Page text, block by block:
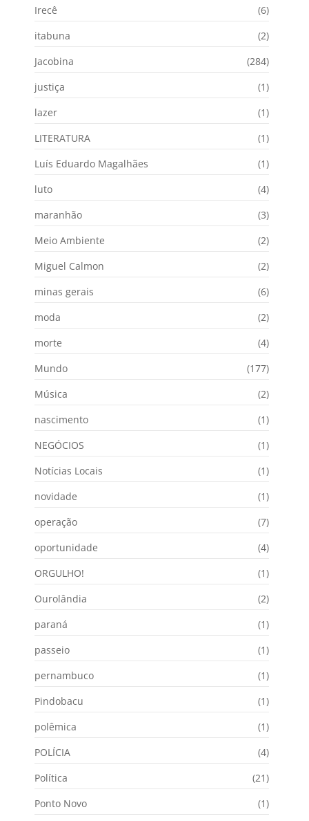
Irecê
(6)
itabuna
(2)
Jacobina
(284)
justiça
(1)
lazer
(1)
LITERATURA
(1)
Luís Eduardo Magalhães
(1)
luto
(4)
maranhão
(3)
Meio Ambiente
(2)
Miguel Calmon
(2)
minas gerais
(6)
moda
(2)
morte
(4)
Mundo
(177)
Música
(2)
nascimento
(1)
NEGÓCIOS
(1)
Notícias Locais
(1)
novidade
(1)
operação
(7)
oportunidade
(4)
ORGULHO!
(1)
Ourolândia
(2)
paraná
(1)
passeio
(1)
pernambuco
(1)
Pindobacu
(1)
polêmica
(1)
POLÍCIA
(4)
Política
(21)
Ponto Novo
(1)